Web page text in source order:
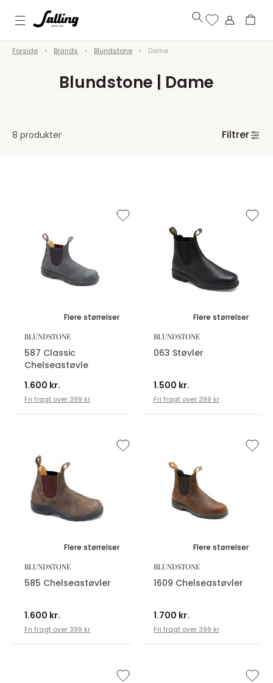
Forside Brands Blundstone Dame
Blundstone | Dame
8 produkter Filtrer
Flere størrelser
BLUNDSTONE
587 Classic
Chelseastøvle
1.600 kr.
Fri fragt over 399 kr
Flere størrelser
BLUNDSTONE
063 Støvler
1.500 kr.
Fri fragt over 399 kr
Flere størrelser
BLUNDSTONE
585 Chelseastøvler
1.600 kr.
Fri fragt over 399 kr
Flere størrelser
BLUNDSTONE
1609 Chelseastøvler
1.700 kr.
Fri fragt over 399 kr